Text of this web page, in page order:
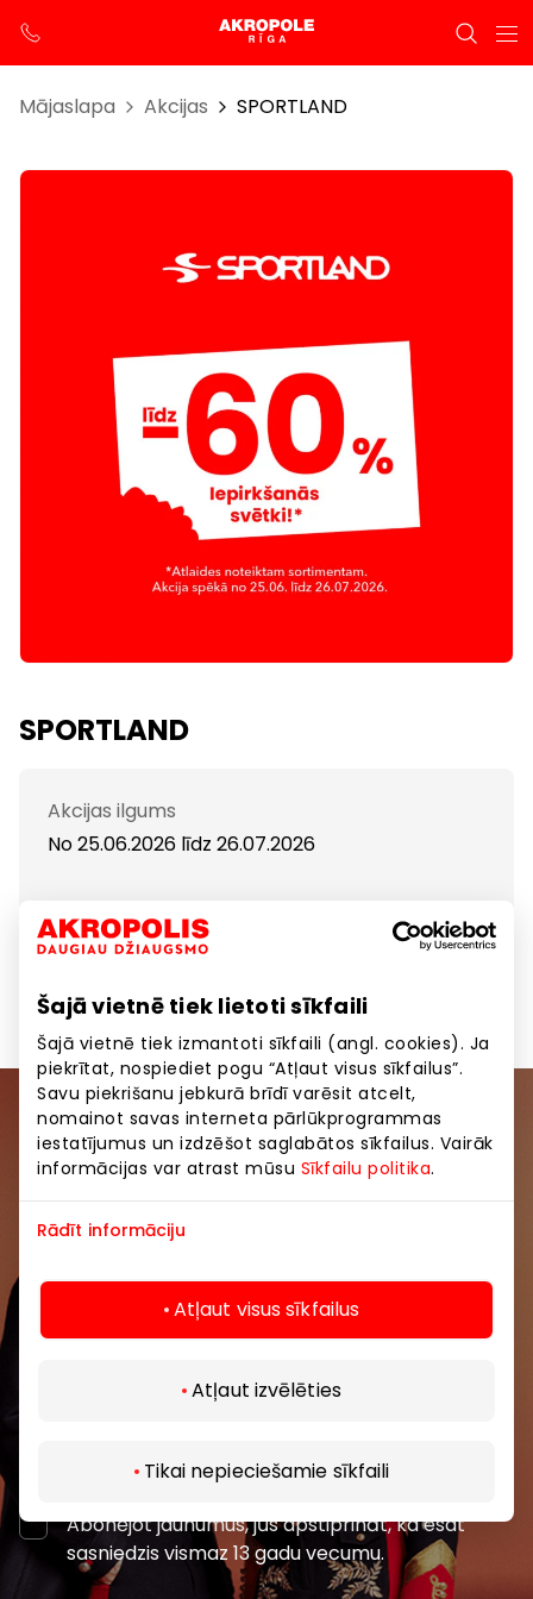
Šajā vietnē tiek lietoti sīkfaili
Šajā vietnē tiek izmantoti sīkfaili (angl. cookies). Ja
piekrītat, nospiediet pogu “Atļaut visus sīkfailus”.
Savu piekrišanu jebkurā brīdī varēsit atcelt,
nomainot savas interneta pārlūkprogrammas
iestatījumus un izdzēšot saglabātos sīkfailus. Vairāk
informācijas var atrast mūsu Sīkfailu politika.
Rādīt informāciju
Atļaut visus sīkfailus
Atļaut izvēlēties
Tikai nepieciešamie sīkfaili
Mājaslapa Akcijas SPORTLAND
SPORTLAND
Akcijas ilgums
No 25.06.2026 līdz 26.07.2026
Sportland iepirkšanās svētki!
Pievienojieties mūsu kopienai
Uzzini pirmais par labākajiem piedāvājumiem,
izklaides centros “AKROPOLE Alfa” un “AKROPOLE
Abonējot jaunumus, jūs apstiprināt, ka esat
sasniedzis vismaz 13 gadu vecumu.